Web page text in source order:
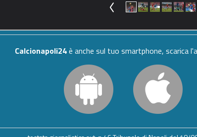
Calcionapoli24è anche sul tuo smartphone, scarica